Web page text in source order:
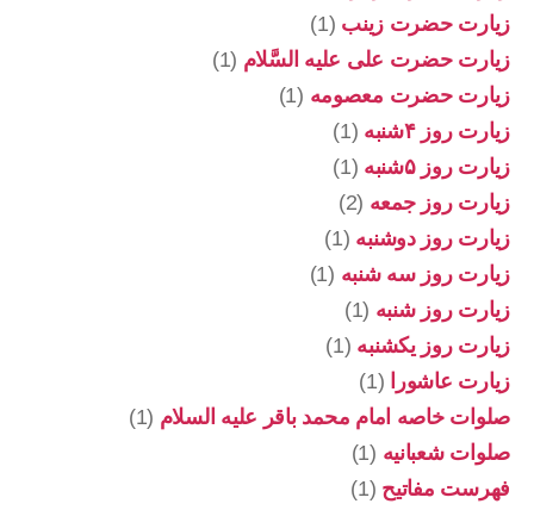
زیارت حضرت زینب (1)
زیارت حضرت علی علیه السَّلام (1)
زیارت حضرت معصومه (1)
زیارت روز ۴شنبه
(1)
زیارت روز ۵شنبه
(1)
زیارت روز جمعه (2)
زیارت روز دوشنبه (1)
زیارت روز سه شنبه (1)
زیارت روز شنبه (1)
زیارت روز یکشنبه (1)
زیارت عاشورا
(1)
صلوات خاصه امام محمد باقر علیه السلام (1)
صلوات شعبانیه (1)
فهرست مفاتیح (1)